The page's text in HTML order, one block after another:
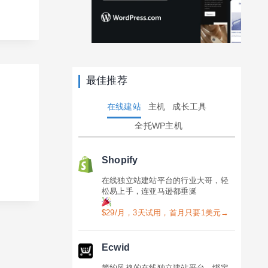
最佳推荐
在线建站 主机 成长工具
全托WP主机
Shopify
在线独立站建站平台的行业大哥，轻
松易上手，连亚马逊都垂涎
$29/月，3天试用，首月只要1美元→
Ecwid